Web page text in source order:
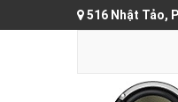
516 Nhật Tảo,